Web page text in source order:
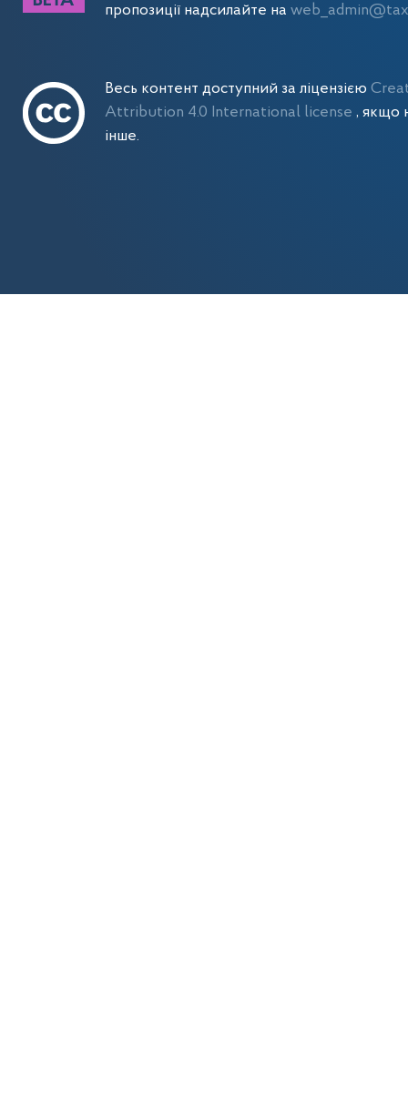
пропозиції надсилайте на
Весь контент доступний за ліцензією
Attribution 4.0 International license , якщо
інше.